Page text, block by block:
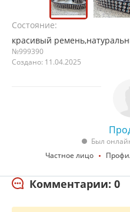
Состояние:
красивый
№999390
Создано: 11.04.2025
Был
Частное лицо
Комментарии: 0